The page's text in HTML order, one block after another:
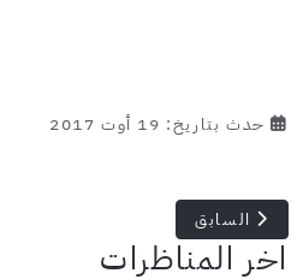
حدث بتاريخ: 19 أوت 2017
المقال السابق: الاستراتيجية
السابق
اخر المناظرات